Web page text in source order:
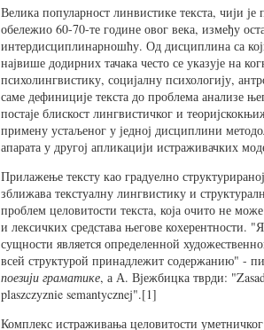
Велика популарност линвистике текста, чији је
обележио 60-70-те године овог века, између
интердисциплинарношћу. Од дисциплина са
највише додирних тачака често се указује на
психолингвистику, социјалну психологију,
саме дефиниције текста до проблема анализе
постаје блискост лингвистичког и
примену устаљеног у једној дисциплини
апарата у другој апликацији истраживачких
Прилажење тексту као градуелно
зближава текстуалну лингвистику и
проблем целовитости текста, која очито не
и лексичких средстава његове кохерентности.
сущности является определенной
всей структурой принадлежит содержанию" -
поезији граматике, а А. Вјежбицка тврди:
plaszczyznie semantycznej".[1]
Комплекс истраживања целовитости